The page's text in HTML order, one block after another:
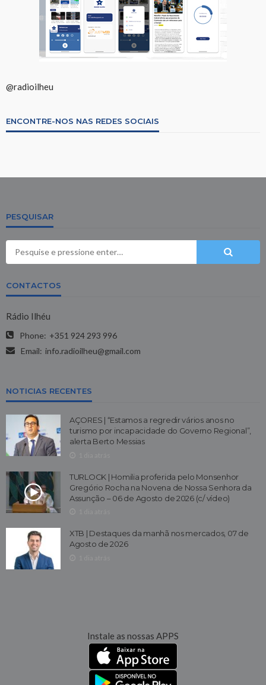
@radioilheu
ENCONTRE-NOS NAS REDES SOCIAIS
PESQUISAR
CONTACTOS
Rádio Ilhéu
Phone: +351 924 293 996
Email: info.radioilheu@gmail.com
NOTICIAS RECENTES
AÇORES | “Estamos a regredir vários anos no
turismo por incapacidade do Governo Regional”,
alerta Berto Messias
TURLOCK | Homilia proferida pelo Monsenhor
Gregório Rocha na Novena de Nossa Senhora da
Assunção – 06 de Agosto de 2026 (c/ vídeo)
XTB | Destaques da manhã nos mercados, 07 de
Agosto de 2026
Instale as nossas APPS